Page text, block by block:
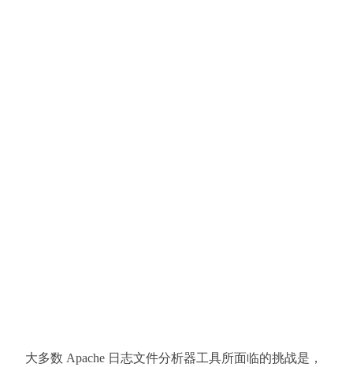
大多数 Apache 日志文件分析器工具所面临的挑战是，